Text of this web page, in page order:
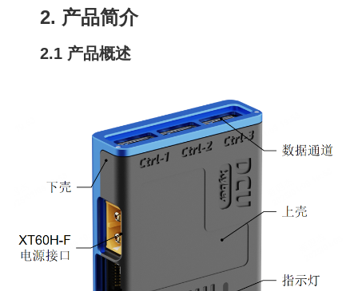
2. 产品简介
2.1 产品概述